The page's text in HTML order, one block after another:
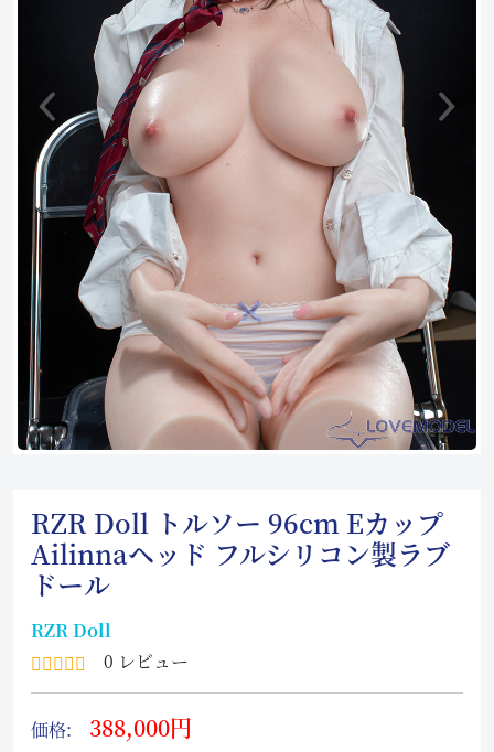
RZR Doll トルソー 96cm Eカップ
Ailinnaヘッド フルシリコン製ラブ
ドール
RZR Doll
0 レビュー
価格: 388,000円